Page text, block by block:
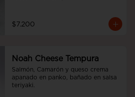
$7.200
Noah Cheese Tempura
Salmón, Camarón y queso crema
apanado en panko, bañado en salsa
teriyaki.